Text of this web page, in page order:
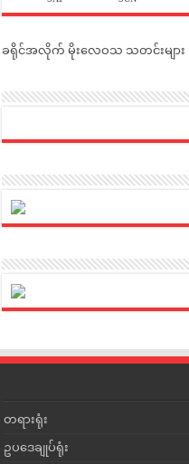
ခရိုင်အလိုက် မိုးလေဝသ သတင်းများ
တရားရုံး
ဥပဒေချုပ်ရုံး